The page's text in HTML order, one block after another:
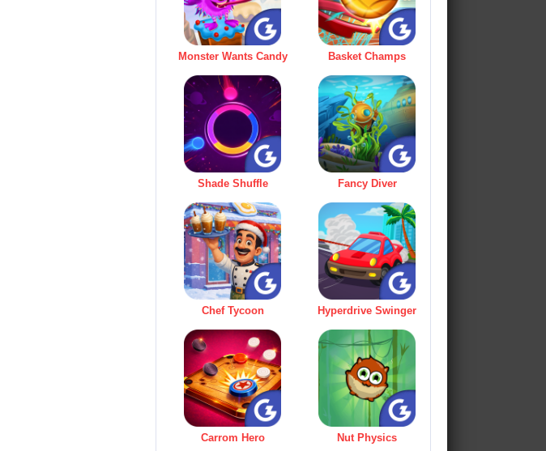
Monster Wants Candy Basket Champs
Shade Shuffle Fancy Diver
Chef Tycoon Hyperdrive Swinger
Carrom Hero Nut Physics